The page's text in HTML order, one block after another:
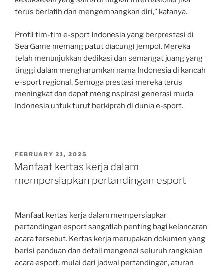
terus berlatih dan mengembangkan diri,” katanya.
Profil tim-tim e-sport Indonesia yang berprestasi di
Sea Game memang patut diacungi jempol. Mereka
telah menunjukkan dedikasi dan semangat juang yang
tinggi dalam mengharumkan nama Indonesia di kancah
e-sport regional. Semoga prestasi mereka terus
meningkat dan dapat menginspirasi generasi muda
Indonesia untuk turut berkiprah di dunia e-sport.
POSTED
ON
FEBRUARY 21, 2025
Manfaat kertas kerja dalam
mempersiapkan pertandingan esport
Manfaat kertas kerja dalam mempersiapkan
pertandingan esport sangatlah penting bagi kelancaran
acara tersebut. Kertas kerja merupakan dokumen yang
berisi panduan dan detail mengenai seluruh rangkaian
acara esport, mulai dari jadwal pertandingan, aturan